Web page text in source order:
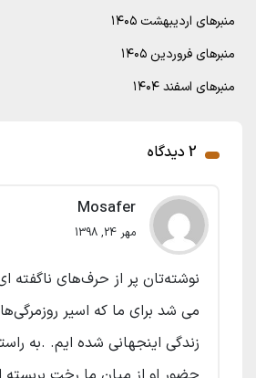
منبرهای اردیبهشت ۱۴۰۵
منبرهای فروردین ۱۴۰۵
منبرهای اسفند ۱۴۰۴
2 دیدگاه
Mosafer
مهر 24, 1398
نوشته‌تان پر از حرف‌های ناگفته
می شد برای ما که اسیر
زندگی اینجهانی شده ایم. .به